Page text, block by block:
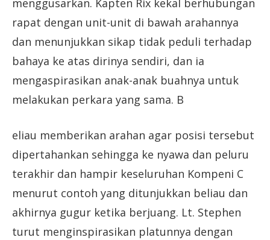
rapat dengan unit-unit di bawah arahannya
dan menunjukkan sikap tidak peduli terhadap
bahaya ke atas dirinya sendiri, dan ia
mengaspirasikan anak-anak buahnya untuk
melakukan perkara yang sama. B
eliau memberikan arahan agar posisi tersebut
dipertahankan sehingga ke nyawa dan peluru
terakhir dan hampir keseluruhan Kompeni C
menurut contoh yang ditunjukkan beliau dan
akhirnya gugur ketika berjuang. Lt. Stephen
turut menginspirasikan platunnya dengan